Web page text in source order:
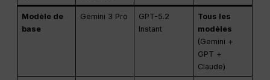
Modèle de
base
Gemini 3 Pro
GPT-5.2
Instant
Tous les
modèles
(Gemini +
GPT +
Claude)